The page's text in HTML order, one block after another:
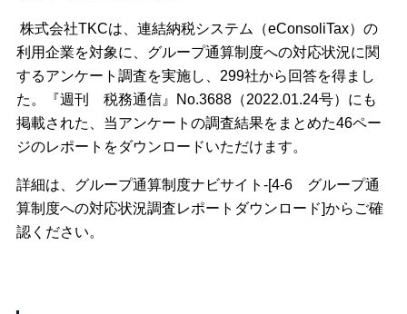
株式会社TKCは、連結納税システム（eConsoliTax）の
利用企業を対象に、グループ通算制度への対応状況に関
するアンケート調査を実施し、299社から回答を得まし
た。『週刊 税務通信』No.3688（2022.01.24号）にも
掲載された、当アンケートの調査結果をまとめた46ペー
ジのレポートをダウンロードいただけます。
詳細は、グループ通算制度ナビサイト-[4-6 グループ通
算制度への対応状況調査レポートダウンロード]からご確
認ください。